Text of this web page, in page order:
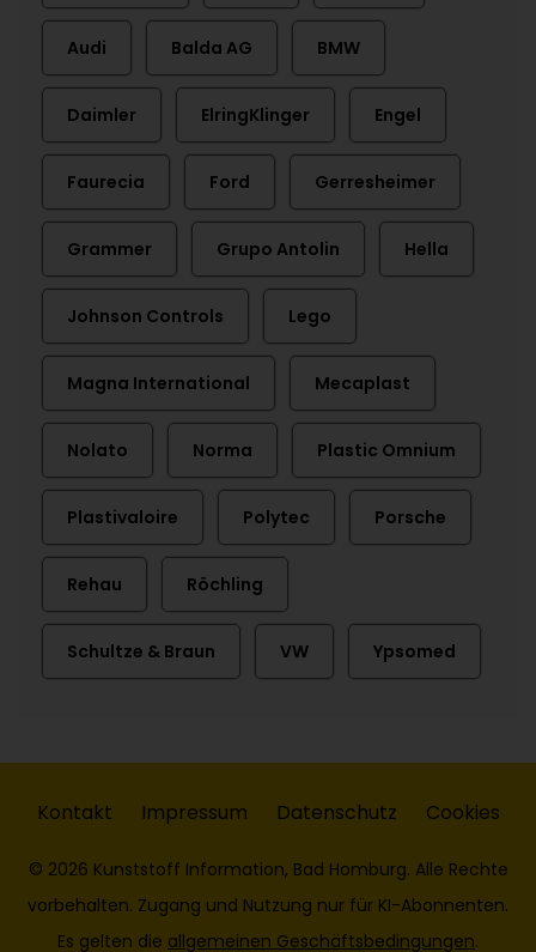
Audi Balda AG BMW
Daimler ElringKlinger Engel
Faurecia Ford Gerresheimer
Grammer Grupo Antolin Hella
Johnson Controls Lego
Magna International Mecaplast
Nolato Norma Plastic Omnium
Plastivaloire Polytec Porsche
Rehau Röchling
Schultze & Braun VW Ypsomed
Kontakt Impressum Datenschutz Cookies
© 2026 Kunststoff Information, Bad Homburg. Alle Rechte
vorbehalten. Zugang und Nutzung nur für KI-Abonnenten.
Es gelten die allgemeinen Geschäftsbedingungen.